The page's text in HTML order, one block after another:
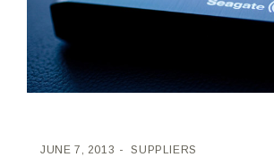
JUNE 7, 2013 SUPPLIERS